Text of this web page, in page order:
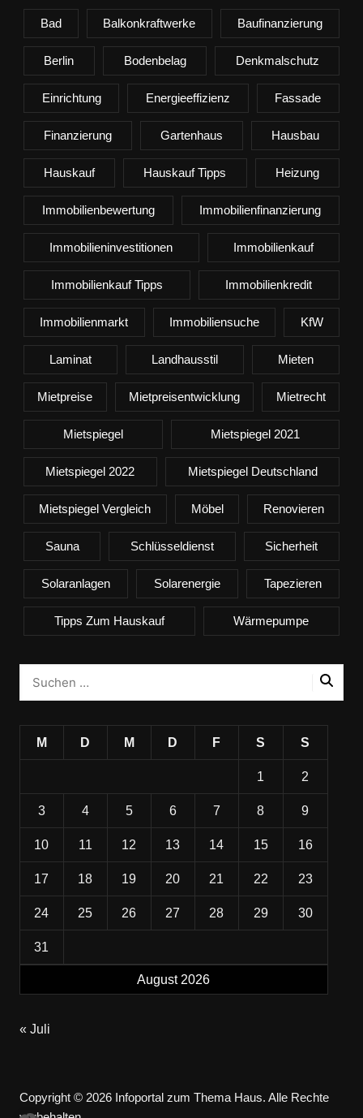
Bad Balkonkraftwerke Baufinanzierung
Berlin Bodenbelag Denkmalschutz
Einrichtung Energieeffizienz Fassade
Finanzierung Gartenhaus Hausbau
Hauskauf Hauskauf Tipps Heizung
Immobilienbewertung Immobilienfinanzierung
Immobilieninvestitionen Immobilienkauf
Immobilienkauf Tipps Immobilienkredit
Immobilienmarkt Immobiliensuche KfW
Laminat Landhausstil Mieten
Mietpreise Mietpreisentwicklung Mietrecht
Mietspiegel Mietspiegel 2021
Mietspiegel 2022 Mietspiegel Deutschland
Mietspiegel Vergleich Möbel Renovieren
Sauna Schlüsseldienst Sicherheit
Solaranlagen Solarenergie Tapezieren
Tipps Zum Hauskauf Wärmepumpe
August 2026
M D M D F S S
1 2
3 4 5 6 7 8 9
10 11 12 13 14 15 16
17 18 19 20 21 22 23
24 25 26 27 28 29 30
31
« Juli
Copyright © 2026 Infoportal zum Thema Haus. Alle Rechte